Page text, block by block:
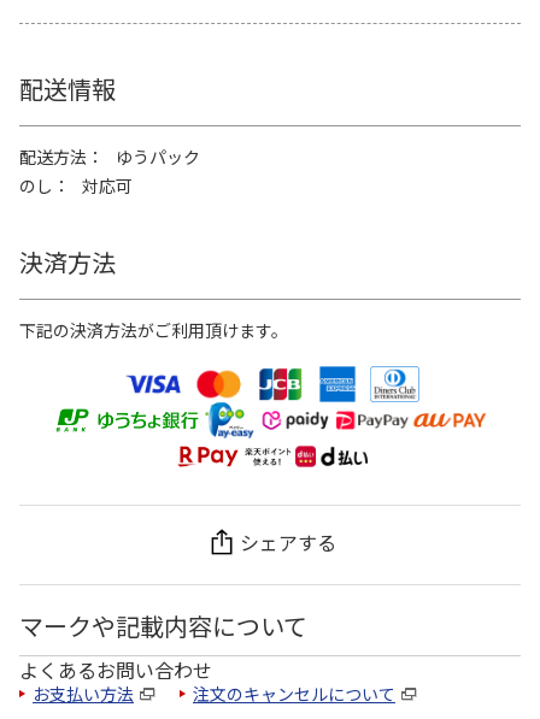
配送情報
配送方法
ゆうパック
のし
対応可
決済方法
下記の決済方法がご利用頂けます。
シェアする
マークや記載内容について
よくあるお問い合わせ
お支払い方法 注文のキャンセルについて